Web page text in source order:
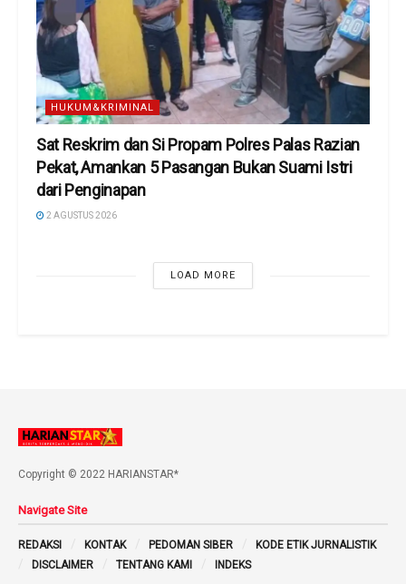
HUKUM&KRIMINAL
Sat Reskrim dan Si Propam Polres Palas Razian
Pekat, Amankan 5 Pasangan Bukan Suami Istri
dari Penginapan
2 AGUSTUS 2026
LOAD MORE
Copyright © 2022 HARIANSTAR*
Navigate Site
REDAKSI KONTAK PEDOMAN SIBER
KODE ETIK JURNALISTIK
DISCLAIMER
TENTANG KAMI INDEKS